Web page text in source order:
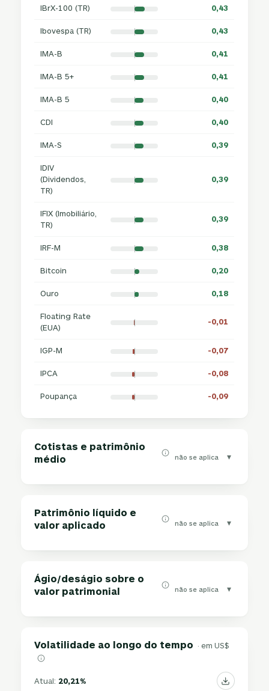
IBrX-100 (TR) 0,43
Ibovespa (TR) 0,43
IMA-B 0,41
IMA-B 5+ 0,41
IMA-B 5 0,40
CDI 0,40
IMA-S 0,39
IDIV
(Dividendos,
TR)
0,39
IFIX (Imobiliário,
TR)
0,39
IRF-M 0,38
Bitcoin 0,20
Ouro 0,18
Floating Rate
(EUA)
-0,01
IGP-M -0,07
IPCA -0,08
Poupança -0,09
Cotistas e patrimônio
médio
não se aplica ▾
Patrimônio líquido e
valor aplicado
não se aplica ▾
Ágio/deságio sobre o
valor patrimonial
não se aplica ▾
Volatilidade ao longo do tempo · em US$
Atual: 20,21%